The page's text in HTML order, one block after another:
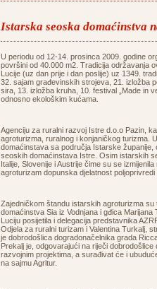
Istarska seoska domaćinstva
U periodu od 12-14. prosinca 2009. godine
površini od 40.000 m2. Tradicija održavanja
Lucije (uz dan prije i dan poslije) uz 1349.
32. sajam građevinskih strojeva, 21. izložba
sira, 13. izložba kruha, 10. festival „Made in
odnosno ekološkim kućama.
Agenciju za ruralni razvoj Istre d.o.o Pazin,
agroturizma, ruralnog i konjaničkog turizma.
domaćinstava sa područja Istarske
seoskih domaćinstava Istre. Osim istarskih
Italije, Slovenije i Austrije čime su se
agroturizam dopunska djelatnost
Zajedničkom štandu istarskih agroturizma
domaćinstva Sia iz Vodnjana i gđica
Luciju posijetila i delegacija predstavnika
Odjela za ruralni turizam i Valentina Turkalj,
je dobrodošlica dogradonačelnika grada
Prekalj je, odgovarajući na riječi
razvojnim projektima, a surađivat će i
na sajmu Agritur.